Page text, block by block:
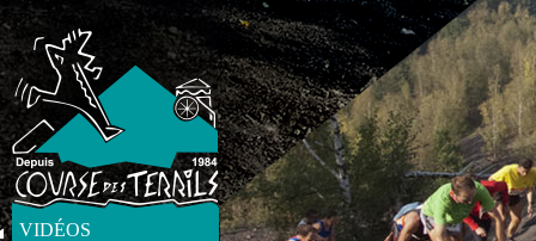
VIDÉOS